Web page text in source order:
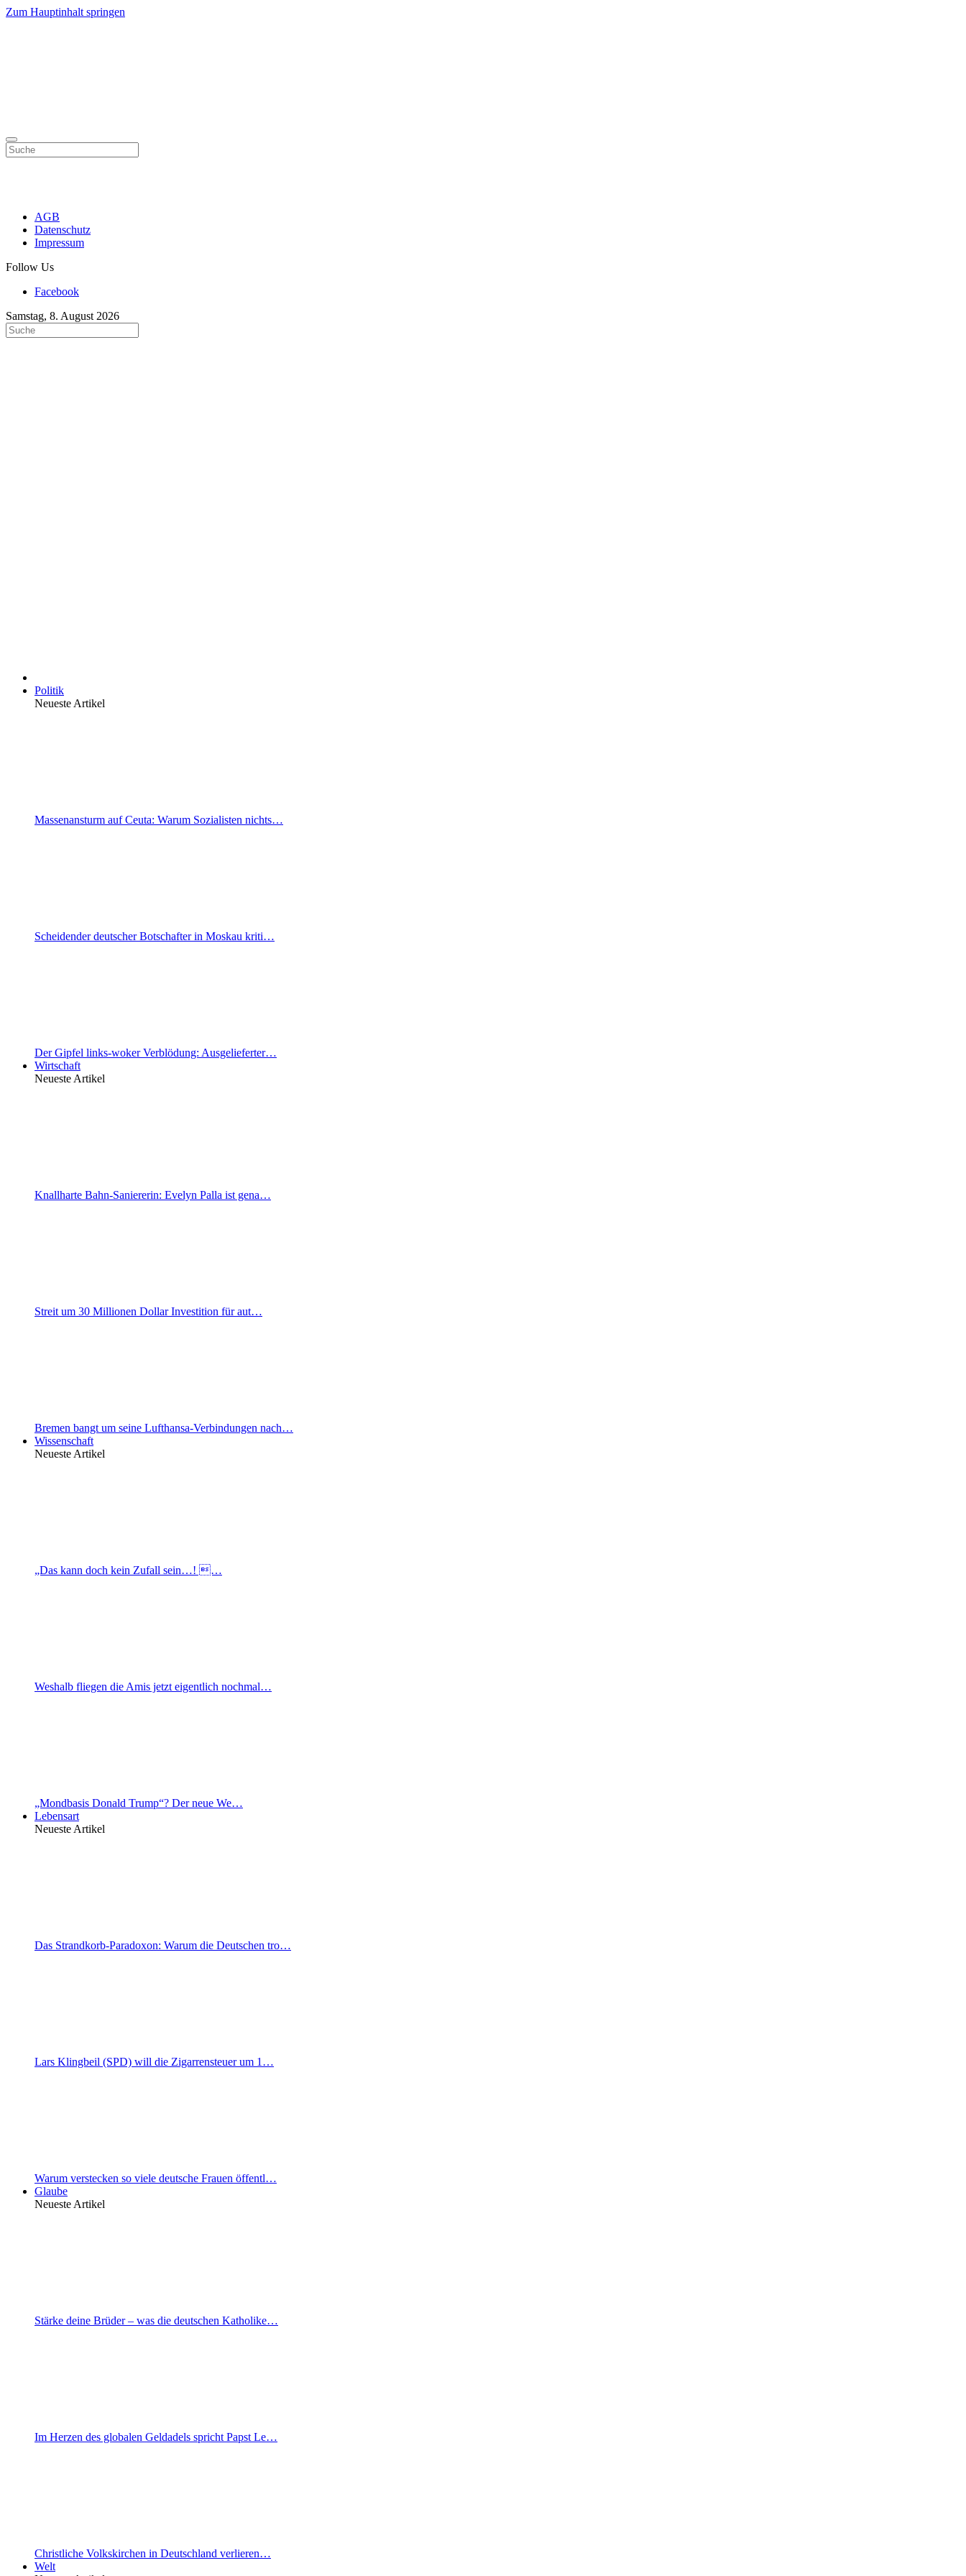
Zum Hauptinhalt springen
AGB
Datenschutz
Impressum
Follow Us
Facebook
Samstag, 8. August 2026
Politik
Neueste Artikel
Massenansturm auf Ceuta: Warum Sozialisten nichts…
Scheidender deutscher Botschafter in Moskau kriti…
Der Gipfel links-woker Verblödung: Ausgelieferter…
Wirtschaft
Neueste Artikel
Knallharte Bahn-Saniererin: Evelyn Palla ist gena…
Streit um 30 Millionen Dollar Investition für aut…
Bremen bangt um seine Lufthansa-Verbindungen nach…
Wissenschaft
Neueste Artikel
„Das kann doch kein Zufall sein…! …
Weshalb fliegen die Amis jetzt eigentlich nochmal…
„Mondbasis Donald Trump“? Der neue We…
Lebensart
Neueste Artikel
Das Strandkorb-Paradoxon: Warum die Deutschen tro…
Lars Klingbeil (SPD) will die Zigarrensteuer um 1…
Warum verstecken so viele deutsche Frauen öffentl…
Glaube
Neueste Artikel
Stärke deine Brüder – was die deutschen Katholike…
Im Herzen des globalen Geldadels spricht Papst Le…
Christliche Volkskirchen in Deutschland verlieren…
Welt